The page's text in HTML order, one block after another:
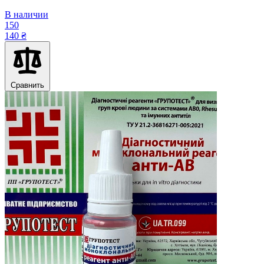
В наличии
150
140 ₴
Сравнить